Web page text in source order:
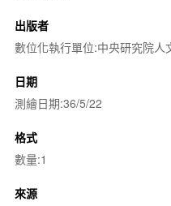
出版者
數位化執行單位:中央研究院人
日期
測繪日期:36/5/22
格式
數量:1
來源